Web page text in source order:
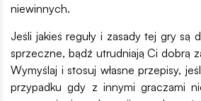
niewinnych.
Jeśli jakieś reguły i zasady tej gry są
sprzeczne, bądź utrudniają Ci dobrą
Wymyślaj i stosuj własne przepisy,
przypadku gdy z innymi graczami